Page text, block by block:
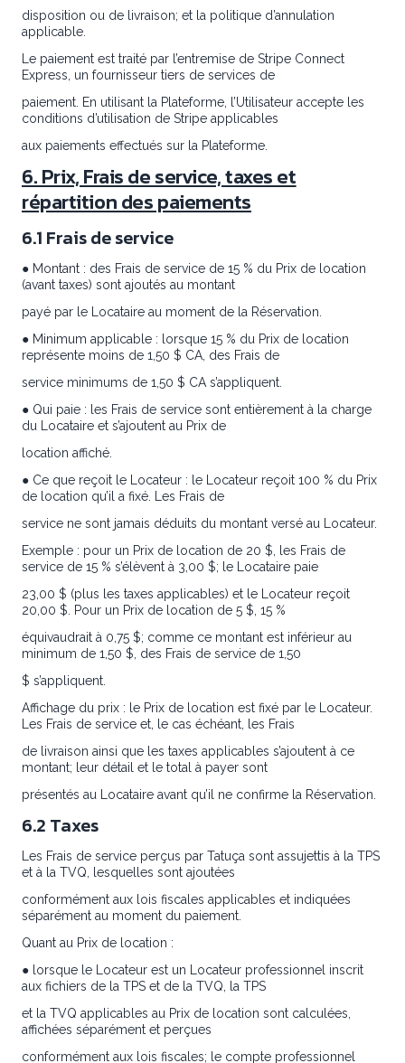
disposition ou de livraison; et la politique d’annulation
applicable.
Le paiement est traité par l’entremise de Stripe Connect
Express, un fournisseur tiers de services de
paiement. En utilisant la Plateforme, l’Utilisateur accepte les
conditions d’utilisation de Stripe applicables
aux paiements effectués sur la Plateforme.
6. Prix, Frais de service, taxes et
répartition des paiements
6.1 Frais de service
● Montant : des Frais de service de 15 % du Prix de location
(avant taxes) sont ajoutés au montant
payé par le Locataire au moment de la Réservation.
● Minimum applicable : lorsque 15 % du Prix de location
représente moins de 1,50 $ CA, des Frais de
service minimums de 1,50 $ CA s’appliquent.
● Qui paie : les Frais de service sont entièrement à la charge
du Locataire et s’ajoutent au Prix de
location affiché.
● Ce que reçoit le Locateur : le Locateur reçoit 100 % du Prix
de location qu’il a fixé. Les Frais de
service ne sont jamais déduits du montant versé au Locateur.
Exemple : pour un Prix de location de 20 $, les Frais de
service de 15 % s’élèvent à 3,00 $; le Locataire paie
23,00 $ (plus les taxes applicables) et le Locateur reçoit
20,00 $. Pour un Prix de location de 5 $, 15 %
équivaudrait à 0,75 $; comme ce montant est inférieur au
minimum de 1,50 $, des Frais de service de 1,50
$ s’appliquent.
Affichage du prix : le Prix de location est fixé par le Locateur.
Les Frais de service et, le cas échéant, les Frais
de livraison ainsi que les taxes applicables s’ajoutent à ce
montant; leur détail et le total à payer sont
présentés au Locataire avant qu’il ne confirme la Réservation.
6.2 Taxes
Les Frais de service perçus par Tatuça sont assujettis à la TPS
et à la TVQ, lesquelles sont ajoutées
conformément aux lois fiscales applicables et indiquées
séparément au moment du paiement.
Quant au Prix de location :
● lorsque le Locateur est un Locateur professionnel inscrit
aux fichiers de la TPS et de la TVQ, la TPS
et la TVQ applicables au Prix de location sont calculées,
affichées séparément et perçues
conformément aux lois fiscales; le compte professionnel